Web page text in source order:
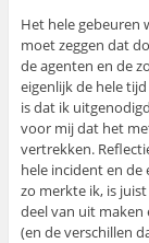
Het hele gebeuren
moet zeggen dat
de agenten en de
eigenlijk de hele
is dat ik
voor mij dat het
vertrekken.
hele incident en de
zo merkte ik, is
deel van uit maken
(en de verschillen